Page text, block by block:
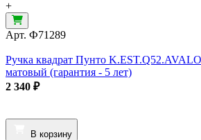
+
Арт. Ф71289
Ручка квадрат Пунто
матовый (гарантия - 5 лет)
2 340 ₽
В корзину